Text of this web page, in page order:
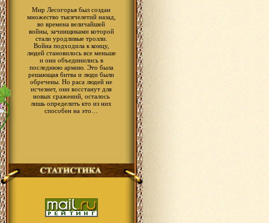
Мир Лесогорья был создан
множество тысячелетий назад,
во времена величайшей
войны, зачинщиками которой
стали уродливые тролли.
Война подходила к концу,
людей становилось все меньше
и они объединились в
последнюю армию. Это была
решающая битва и люди были
обречены. Но раса людей не
исчезнет, они восстанут для
новых сражений, осталось
лишь определить кто из них
способен на это…